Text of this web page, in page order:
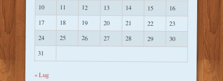
10 11 12 13 14 15
16
17
18 19 20 21 22
23
24
25 26 27 28 29
30
31
« Lug